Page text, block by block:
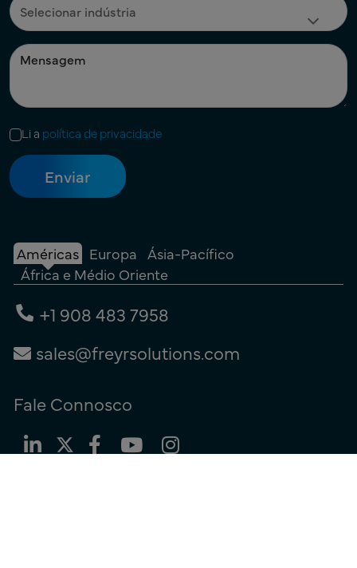
Li a política de privacidade
Américas Europa Ásia-Pacífico
África e Médio Oriente
+1 908 483 7958
sales@freyrsolutions.com
Fale Connosco